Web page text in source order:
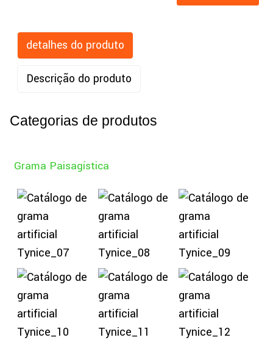
detalhes do produto
Descrição do produto
Categorias de produtos
Grama Paisagística